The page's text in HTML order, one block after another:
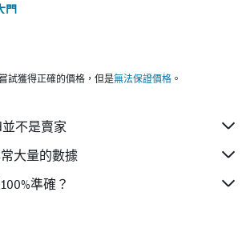
門
宿公寓式酒店
店
鐵酒店 - 2025年的翻新工程
試獲得正確的價格，但是無法保證價格 。
不是賣家
大量的數據
準確？